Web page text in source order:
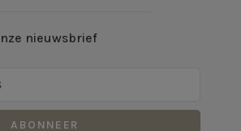
nieuwsbrief
ABONNEER